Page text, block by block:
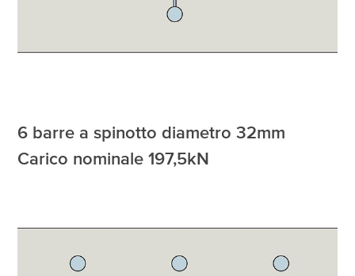
6 barre a spinotto diametro 32mm
Carico nominale 197,5kN